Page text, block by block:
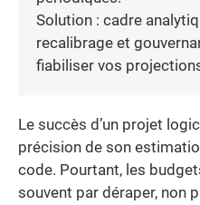
Solution : cadre
recalibrage et
fiabiliser vos
Le succès d’un projet
précision de son
code. Pourtant, les
souvent par déraper, non